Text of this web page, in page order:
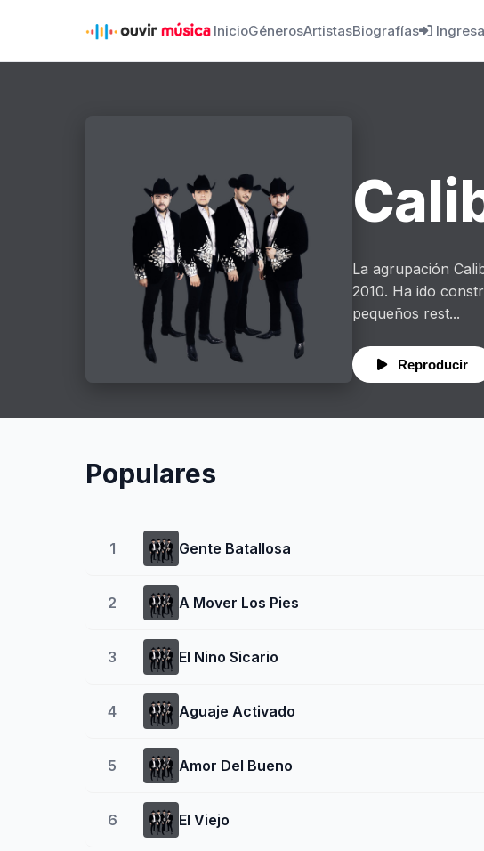
InicioGénerosArtistasBiografías
La agrupación
2010. Ha ido
pequeños rest...
Reproducir
Populares
1 Gente Batallosa
2 A Mover Los Pies
3 El Nino Sicario
4 Aguaje Activado
5 Amor Del Bueno
6 El Viejo